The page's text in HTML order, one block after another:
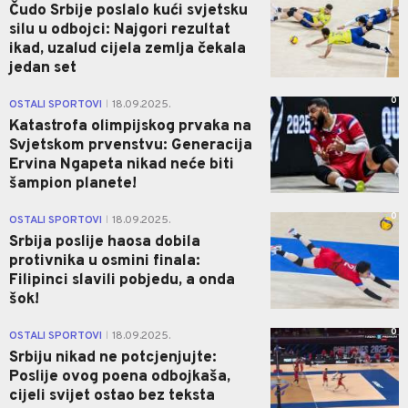
Čudo Srbije poslalo kući svjetsku
silu u odbojci: Najgori rezultat
ikad, uzalud cijela zemlja čekala
jedan set
OSTALI SPORTOVI 18.09.2025.
Katastrofa olimpijskog prvaka na
Svjetskom prvenstvu: Generacija
Ervina Ngapeta nikad neće biti
šampion planete!
0
OSTALI SPORTOVI 18.09.2025.
Srbija poslije haosa dobila
protivnika u osmini finala:
Filipinci slavili pobjedu, a onda
šok!
0
OSTALI SPORTOVI 18.09.2025.
Srbiju nikad ne potcjenjujte:
Poslije ovog poena odbojkaša,
cijeli svijet ostao bez teksta
0